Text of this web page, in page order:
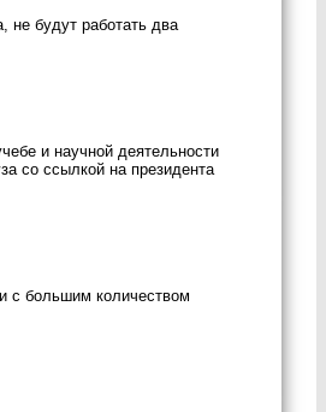
не будут работать два
и научной деятельности
со ссылкой на президента
с большим количеством